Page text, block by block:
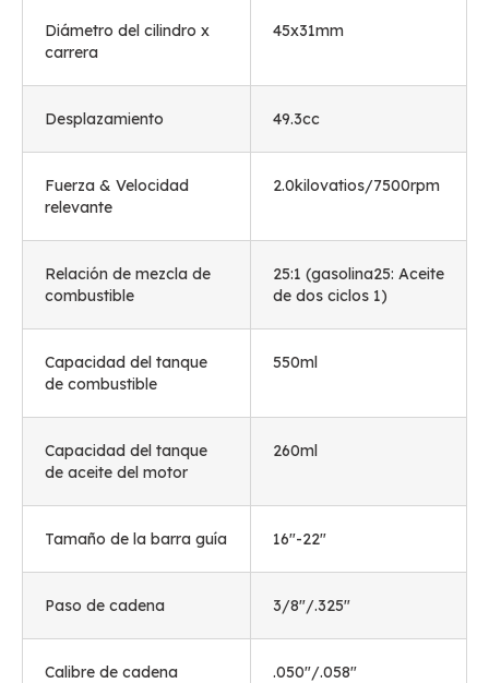
Diámetro del cilindro x
carrera
45x31mm
Desplazamiento 49.3cc
Fuerza & Velocidad
relevante
2.0kilovatios/7500rpm
Relación de mezcla de
combustible
25:1 (gasolina25: Aceite
de dos ciclos 1)
Capacidad del tanque
de combustible
550ml
Capacidad del tanque
de aceite del motor
260ml
Tamaño de la barra guía 16"-22"
Paso de cadena 3/8"/.325"
Calibre de cadena .050"/.058"